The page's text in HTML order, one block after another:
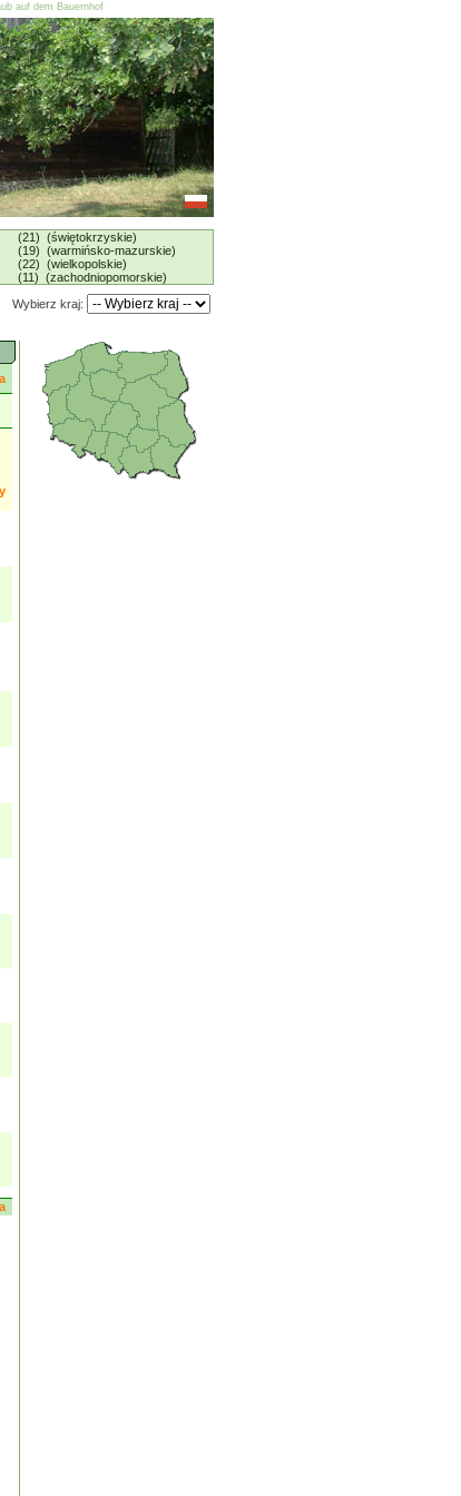
auf dem Bauernhof
(21) (świętokrzyskie)
(19) (warmińsko-mazurskie)
(22) (wielkopolskie)
(11) (zachodniopomorskie)
Wybierz kraj: